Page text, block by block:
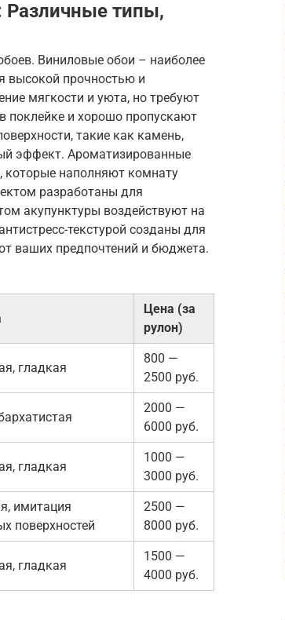
типы,
Виниловые обои – наиболее
высокой прочностью и
мягкости и уюта, но требуют
поклейке и хорошо пропускают
такие как камень,
эффект. Ароматизированные
наполняют комнату
разработаны для
акупунктуры воздействуют на
текстурой созданы для
ваших предпочтений и бюджета.
Цена (за
рулон)
гладкая
800 —
2500 руб.
2000 —
6000 руб.
гладкая
1000 —
3000 руб.
имитация
поверхностей
2500 —
8000 руб.
гладкая
1500 —
4000 руб.